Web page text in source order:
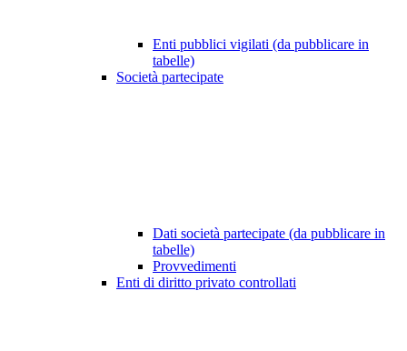
Enti pubblici vigilati (da pubblicare in
tabelle)
Società partecipate
Dati società partecipate (da pubblicare in
tabelle)
Provvedimenti
Enti di diritto privato controllati